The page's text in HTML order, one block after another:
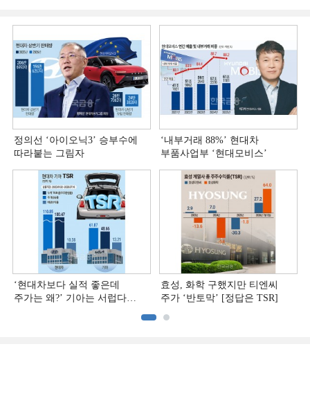
정의선 ‘아이오닉3ʼ 승부수에
따라붙는 그림자
‘내부거래 88%ʼ 현대차
부품사업부 ‘현대모비스ʼ
‘현대차보다 실적 좋은데
주가는 왜?ʼ 기아는 서럽다
효성, 화학 구했지만 티엔씨
주가 ‘반토막’ [정답은 TSR]